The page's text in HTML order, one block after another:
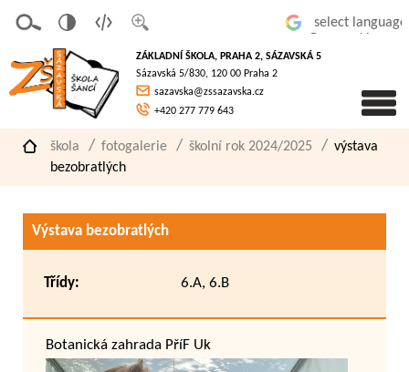
písmo
á
verze
pro
slaboz
raké
ZÁKLADNÍ ŠKOLA, PRAHA 2, SÁZAVSKÁ 5
Sázavská 5/830, 120 00 Praha 2
sazavska@zssazavska.cz
+420 277 779 643
škola fotogalerie školní rok 2024/2025
výstava
bezobratlých
Výstava bezobratlých
Třídy: 6.A, 6.B
Botanická zahrada PříF Uk